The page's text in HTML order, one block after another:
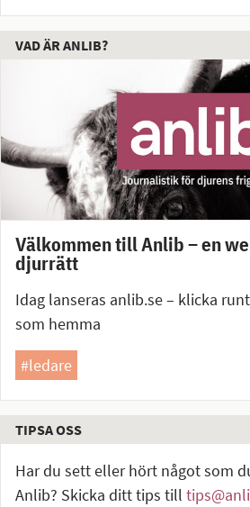
VAD ÄR ANLIB?
Välkommen till Anlib – en
djurrätt
Idag lanseras anlib.se – klicka
som hemma
#ledare
TIPSA OSS
Har du sett eller hört något som
Anlib? Skicka ditt tips till